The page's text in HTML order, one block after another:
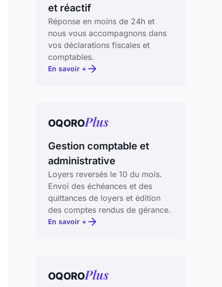
et réactif
Réponse en moins de 24h et
nous vous accompagnons dans
vos déclarations fiscales et
comptables.
En savoir +
OQOROPlus
Gestion comptable et
administrative
Loyers reversés le 10 du mois.
Envoi des échéances et des
quittances de loyers et édition
des comptes rendus de gérance.
En savoir +
OQOROPlus